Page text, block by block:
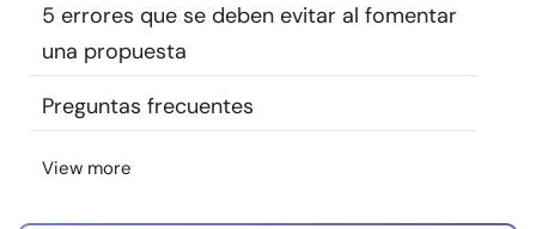
Idioma
nosotros
5 errores que se deben evitar al fomentar
una propuesta
Preguntas frecuentes
View more